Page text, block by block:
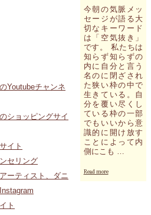
た
だ
き
た
い
と
思
い
ま
す"
の
事
例"
今朝の気脈メッ
セージが語る大
切なキーワード
は「空気抜き」
です。 私たちは
知らず知らずの
内に自分と言う
名のに閉ざされ
た狭い枠の中で
生きている。自
分を覆い尽くし
ている枠の一部
でもいいから意
識的に開け放す
ことによって内
側にこも …
Read more
Youtubeチャンネ
ショッピングサイ
イト
セリング
ーティスト、ダニ
ト